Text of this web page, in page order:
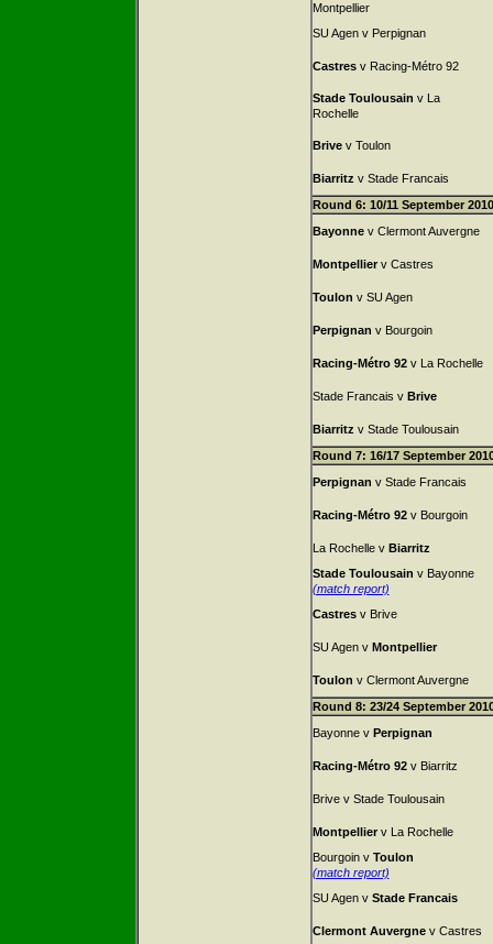
Montpellier
SU Agen v Perpignan
Castresv Racing-Métro 92
Stade Toulousain v La
Rochelle
Brivev Toulon
Biarritz v Stade Francais
Round 6: 10/11 September 2010
Bayonnev Clermont Auvergne
Montpellierv Castres
Toulon v SU Agen
Perpignan v Bourgoin
Racing-Métro 92v La Rochelle
Stade Francais v Brive
Biarritz v Stade Toulousain
Round 7: 16/17 September
Perpignan v Stade Francais
Racing-Métro 92v Bourgoin
La Rochelle v Biarritz
Stade Toulousain v Bayonne
(match report)
Castresv Brive
SU Agen v Montpellier
Toulon v Clermont Auvergne
Round 8: 23/24 September
Bayonne v Perpignan
Racing-Métro 92v Biarritz
Brive v Stade Toulousain
Montpellierv La Rochelle
Bourgoin v Toulon
(match report)
SU Agen v Stade Francais
Clermont Auvergnev Castres